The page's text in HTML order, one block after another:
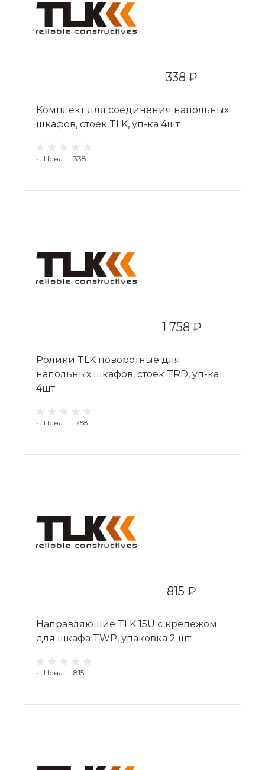
338 ₽
Комплект для cоединения напольных
шкафов, стоек TLK, уп-ка 4шт
• Цена — 338
1 758 ₽
Ролики TLK поворотные для
напольных шкафов, стоек TRD, уп-ка
4шт
• Цена — 1758
815 ₽
Направляющие TLK 15U с крепежом
для шкафа TWP, упаковка 2 шт.
• Цена — 815